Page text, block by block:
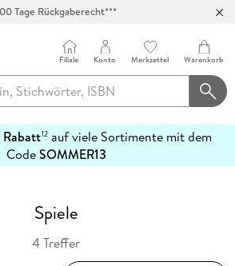
Tage Rückgaberecht***
Filiale Konto Merkzettel Warenkorb
Rabatt12auf viele Sortimente mit dem
CodeSOMMER13
Spiele
4 Treffer